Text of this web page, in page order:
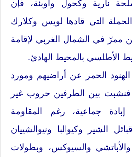
نارية وكحول وأوبئة، فإن
التي قادها لويس وكلارك
بحثا عن ممرّ في الشمال الغربي لإقامة
الأطلسي بالمحيط الهادئ.
الحمر عن أراضيهم ومورد
فنشبت بين الطرفين حروب غير
جماعية، رغم المقاومة
الشير وكيوالبا ونيوالشييان
والأباتشي والسيوكس، وبطولات